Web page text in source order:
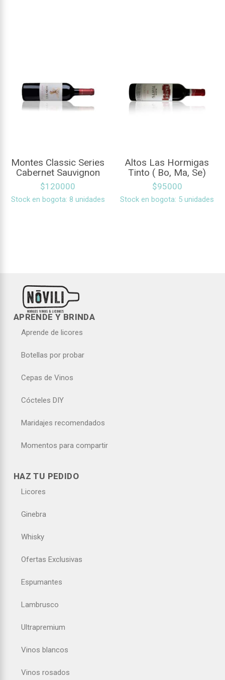
Montes Classic Series
Cabernet Sauvignon
$120000
Stock en bogota: 8 unidades
Altos Las Hormigas
Tinto ( Bo, Ma, Se)
$95000
Stock en bogota: 5 unidades
APRENDE Y BRINDA
Aprende de licores
Botellas por probar
Cepas de Vinos
Cócteles DIY
Maridajes recomendados
Momentos para compartir
HAZ TU PEDIDO
Licores
Ginebra
Whisky
Ofertas Exclusivas
Espumantes
Lambrusco
Ultrapremium
Vinos blancos
Vinos rosados